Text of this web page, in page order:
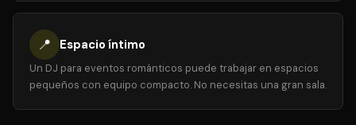
📍 Espacio íntimo
Un DJ para eventos románticos puede trabajar en espacios
pequeños con equipo compacto. No necesitas una gran sala.